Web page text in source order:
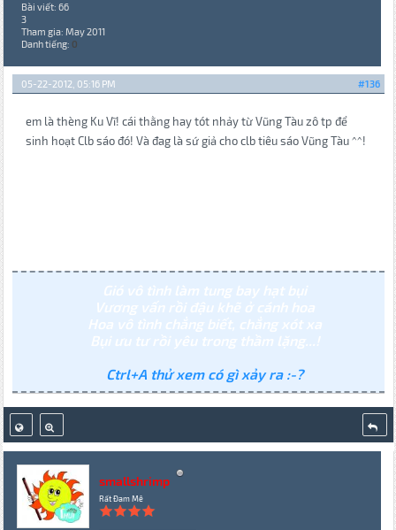
Bài viết: 66
3
Tham gia: May 2011
Danh tiếng: 0
#136
05-22-2012, 05:16 PM
em là thèng Ku Vĩ! cái thằng hay tót nhảy từ Vũng Tàu zô tp để
sinh hoạt Clb sáo đó! Và đag là sứ giả cho clb tiêu sáo Vũng Tàu ^^!
Gió vô tình làm tung bay hạt bụi
Vương vấn rồi đậu khẽ ở cánh hoa
Hoa vô tình chẳng biết, chẳng xót xa
Bụi ưu tư rồi yêu trong thầm lặng...!
Ctrl+A thử xem có gì xảy ra :-?
smallshrimp
Rất Đam Mê